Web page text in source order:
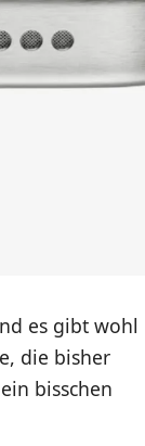
es gibt wohl
die bisher
bisschen